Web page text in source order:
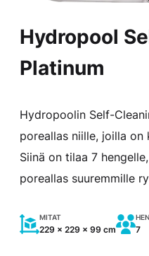
Hydropool
Platinum
Hydropoolin Self-
poreallas niille, joilla
Siinä on tilaa 7
poreallas suuremmille
MITAT
229 x 229 x 99 cm 7